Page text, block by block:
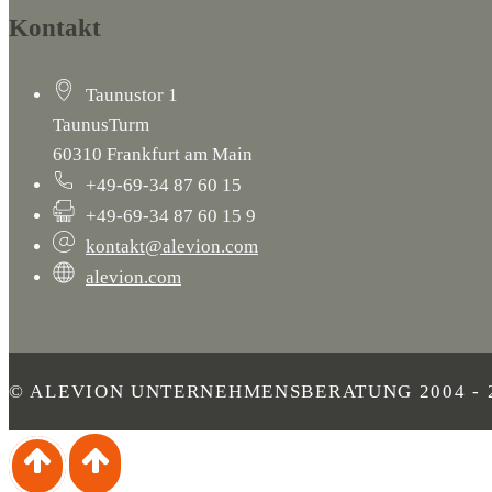
Kontakt
Taunustor 1
TaunusTurm
60310 Frankfurt am Main
+49-69-34 87 60 15
+49-69-34 87 60 15 9
kontakt@alevion.com
alevion.com
© ALEVION UNTERNEHMENSBERATUNG 2004 -